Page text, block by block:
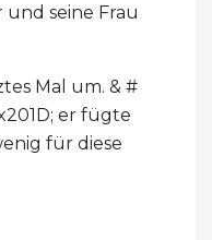
seine Frau
Mal um. & #
er fügte
für diese